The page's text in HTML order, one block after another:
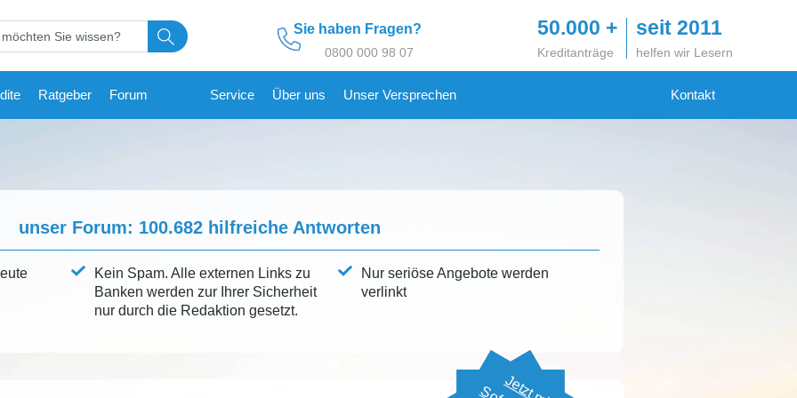
Sie haben Fragen?
0800 000 98 07
50.000 +
Kreditanträge
seit 2011
helfen wir Lesern
Ratgeber Forum Service Über uns Unser Versprechen Kontakt
unser Forum: 100.682hilfreiche Antworten
Kein Spam. Alle externen Links zu
Banken werden zur Ihrer Sicherheit
nur durch die Redaktion gesetzt.
Nur seriöse Angebote werden
verlinkt